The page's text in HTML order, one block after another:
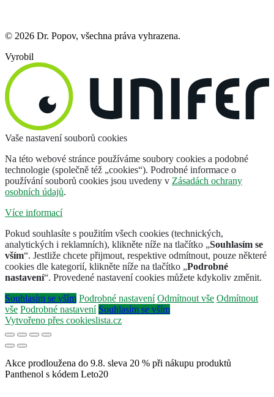
© 2026 Dr. Popov, všechna práva vyhrazena.
Vyrobil
Vaše nastavení souborů cookies
Na této webové stránce používáme soubory cookies a podobné
technologie (společně též „cookies“). Podrobné informace o
používání souborů cookies jsou uvedeny v Zásadách ochrany
osobních údajů.
Více informací
Pokud souhlasíte s použitím všech cookies (technických,
analytických i reklamních), klikněte níže na tlačítko „Souhlasím se
vším“. Jestliže chcete přijmout, respektive odmítnout, pouze některé
cookies dle kategorií, klikněte níže na tlačítko „Podrobné
nastavení“. Provedené nastavení cookies můžete kdykoliv změnit.
Souhlasím se vším Podrobné nastavení Odmítnout vše Odmítnout
vše Podrobné nastavení Souhlasím se vším
Vytvořeno přes cookieslista.cz
Akce prodloužena do 9.8. sleva 20 % při nákupu produktů
Panthenol s kódem Leto20